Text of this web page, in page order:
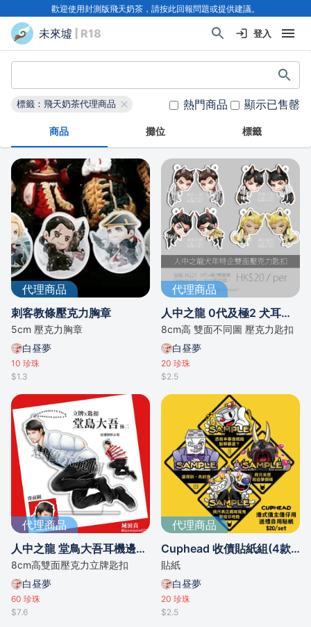
歡迎使用封測版飛天奶茶，請按此回報問題或提供建議。
未來墟 | R18 登入
標籤：飛天奶茶代理商品 熱門商品 顯示已售罄
商品 攤位 標籤
代理商品
刺客教條壓克力胸章
5cm 壓克力胸章
白昼夢
10 珍珠
$1.3
代理商品
人中之龍 0代及極2 犬耳雙面壓克力匙扣
8cm高 雙面不同圖 壓克力匙扣
白昼夢
20 珍珠
$2.5
代理商品
人中之龍 堂鳥大吾耳機邊捆綁 雙面壓克力立牌匙扣
8cm高雙面壓克力立牌匙扣
白昼夢
60 珍珠
$7.6
代理商品
Cuphead 收債貼紙組(4款1組)
貼紙
白昼夢
20 珍珠
$2.5